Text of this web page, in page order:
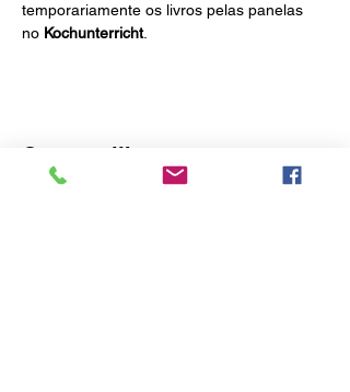
temporariamente os livros pelas panelas
no Kochunterricht.
Compartilhe esse evento